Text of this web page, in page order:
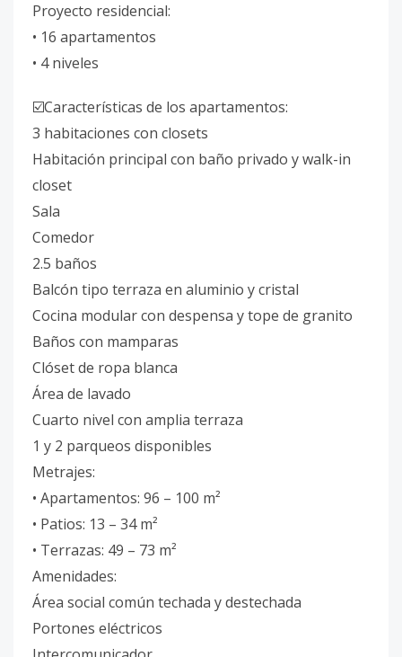
Proyecto residencial:
• 16 apartamentos
• 4 niveles
☑️Características de los apartamentos:
3 habitaciones con closets
Habitación principal con baño privado y walk-in
closet
Sala
Comedor
2.5 baños
Balcón tipo terraza en aluminio y cristal
Cocina modular con despensa y tope de granito
Baños con mamparas
Clóset de ropa blanca
Área de lavado
Cuarto nivel con amplia terraza
1 y 2 parqueos disponibles
Metrajes:
• Apartamentos: 96 – 100 m²
• Patios: 13 – 34 m²
• Terrazas: 49 – 73 m²
Amenidades:
Área social común techada y destechada
Portones eléctricos